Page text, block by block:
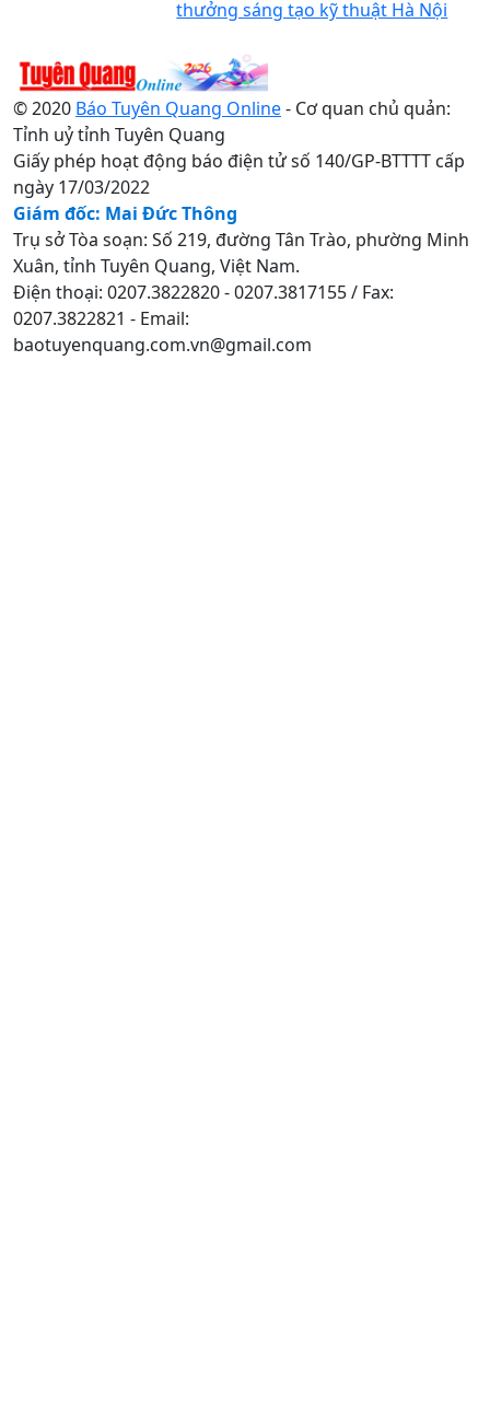
thưởng sáng tạo kỹ thuật Hà Nội
© 2020 Báo Tuyên Quang Online- Cơ quan chủ quản:
Tỉnh uỷ tỉnh Tuyên Quang
Giấy phép hoạt động báo điện tử số 140/GP-BTTTT cấp
ngày 17/03/2022
Giám đốc: Mai Đức Thông
Trụ sở Tòa soạn: Số 219, đường Tân Trào, phường Minh
Xuân, tỉnh Tuyên Quang, Việt Nam.
Điện thoại: 0207.3822820 - 0207.3817155 / Fax:
0207.3822821 - Email:
baotuyenquang.com.vn@gmail.com